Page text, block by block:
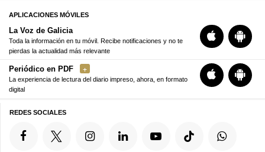
APLICACIONES MÓVILES
La Voz de Galicia
Toda la información en tu móvil. Recibe notificaciones y no te
pierdas la actualidad más relevante
Periódico en PDF
La experiencia de lectura del diario impreso, ahora, en formato
digital
REDES SOCIALES